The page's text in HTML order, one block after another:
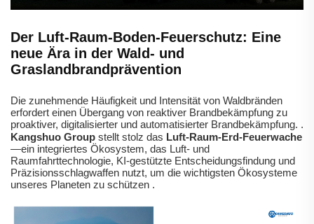
Der Luft-Raum-Boden-Feuerschutz: Eine
neue Ära in der Wald- und
Graslandbrandprävention
Die zunehmende Häufigkeit und Intensität von Waldbränden
erfordert einen Übergang von reaktiver Brandbekämpfung zu
proaktiver, digitalisierter und automatisierter Brandbekämpfung. .
Kangshuo Group stellt stolz das Luft-Raum-Erd-Feuerwache
—ein integriertes Ökosystem, das Luft- und
Raumfahrttechnologie, KI-gestützte Entscheidungsfindung und
Präzisionsschlagwaffen nutzt, um die wichtigsten Ökosysteme
unseres Planeten zu schützen .